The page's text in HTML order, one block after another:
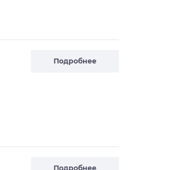
Подробнее
Подробнее